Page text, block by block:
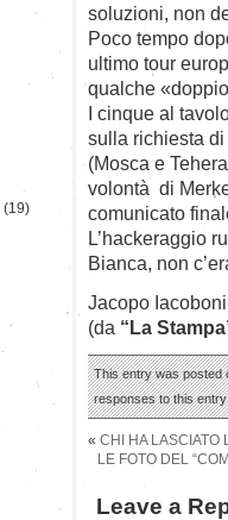
soluzioni, non
Poco tempo
ultimo tour
qualche
I cinque al
sulla richiesta
(Mosca e
volontà di
comunicato
L’hackeraggio
Bianca, non
Jacopo Iacoboni
(da “La
This entry was posted
responses to this
« CHI HA LASCIATO
LE FOTO DEL
Leave a
(19)